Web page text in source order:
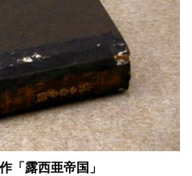
「露西亜帝国」